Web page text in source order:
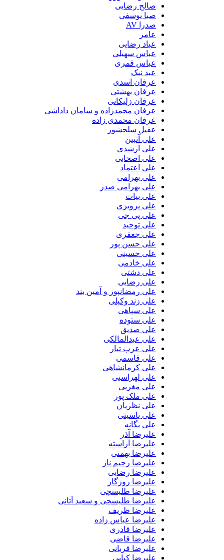
صالح رضایی
صبا یوسفی
صدرا AV
عامر
عباد رضایی
عباس سهیلی
عباس قمری
عبد نیک
عرفان اسدی
عرفان بهشتی
عرفان زلیکانی
عرفان محمدزاده و سامان داداشی
عرفان محمدی زاده
عقیل سلحشور
علی آتبین
علی ارشدی
علی اصحابی
علی اعتماد
علی بهرامی
علی بهرامی صدر
علی بیات
علی پرویزی
علی پی جی
علی توحید
علی جعفری
علی حسن پور
علی حسینی
علی خادمی
علی دشتی
علی رضایی
علی رمضانپور و آمین بند
علی زند وکیلی
علی سپاهی
علی ستوده
علی صدیق
علی عبدالمالکی
علی عرب تبار
علی قاسمی
علی کرمانشاهی
علی لهراسبی
علی مغربی
علی ملک پور
علی نظریان
علی یاسینی
علی یگانه
علیرضا آذر
علیرضا آراسته
علیرضا بهمنی
علیرضا رحیم ناز
علیرضا رضایی
علیرضا روزگار
علیرضا طلیسچی
علیرضا طلیسچی و سعید آتانی
علیرضا ظریف
علیرضا عباس زاده
علیرضا قادری
علیرضا قاضی
علیرضا قربانی
علیرضا کیایی